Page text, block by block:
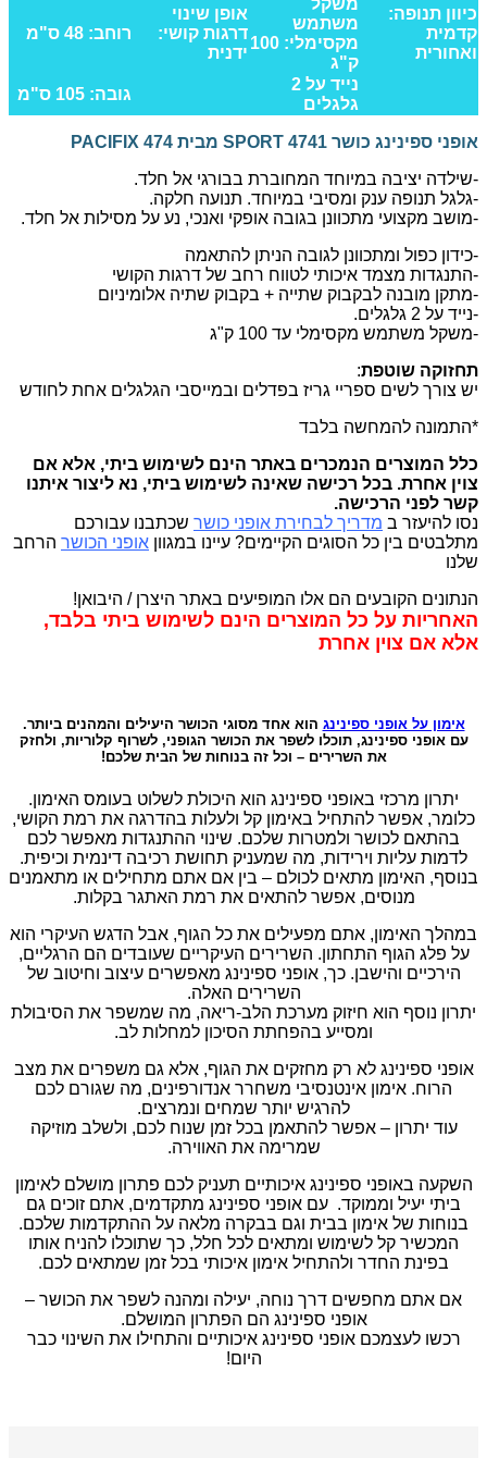
כיוון תנופה:
קדמית
ואחורית
משקל
משתמש
מקסימלי: 100
ק"ג
אופן שינוי
דרגות קושי:
ידנית
רוחב: 48 ס"מ
נייד על 2
גלגלים
גובה: 105 ס"מ
אופני ספינינג כושר 4741 SPORT מבית PACIFIX 474
-שילדה יציבה במיוחד המחוברת בבורגי אל חלד.
-גלגל תנופה ענק ומסיבי במיוחד. תנועה חלקה.
-מושב מקצועי מתכוונן בגובה אופקי ואנכי, נע על מסילות אל חלד.
-כידון כפול ומתכוונן לגובה הניתן להתאמה
-התנגדות מצמד איכותי לטווח רחב של דרגות הקושי
-מתקן מובנה לבקבוק שתייה + בקבוק שתיה אלומיניום
-נייד על 2 גלגלים.
-משקל משתמש מקסימלי עד 100 ק"ג
תחזוקה שוטפת:
יש צורך לשים ספריי גריז בפדלים ובמייסבי הגלגלים אחת לחודש
*התמונה להמחשה בלבד
כלל המוצרים הנמכרים באתר הינם לשימוש ביתי, אלא אם
צוין אחרת. בכל רכישה שאינה לשימוש ביתי, נא ליצור איתנו
קשר לפני הרכישה.
נסו להיעזר ב מדריך לבחירת אופני כושר שכתבנו עבורכם
מתלבטים בין כל הסוגים הקיימים? עיינו במגוון אופני הכושר הרחב
שלנו
הנתונים הקובעים הם אלו המופיעים באתר היצרן / היבואן!
האחריות על כל המוצרים הינם לשימוש ביתי בלבד,
אלא אם צוין אחרת
אימון על אופני ספינינג הוא אחד מסוגי הכושר היעילים והמהנים ביותר.
עם אופני ספינינג, תוכלו לשפר את הכושר הגופני, לשרוף קלוריות, ולחזק
את השרירים – וכל זה בנוחות של הבית שלכם!
יתרון מרכזי באופני ספינינג הוא היכולת לשלוט בעומס האימון.
כלומר, אפשר להתחיל באימון קל ולעלות בהדרגה את רמת הקושי,
בהתאם לכושר ולמטרות שלכם. שינוי ההתנגדות מאפשר לכם
לדמות עליות וירידות, מה שמעניק תחושת רכיבה דינמית וכיפית.
בנוסף, האימון מתאים לכולם – בין אם אתם מתחילים או מתאמנים
מנוסים, אפשר להתאים את רמת האתגר בקלות.
במהלך האימון, אתם מפעילים את כל הגוף, אבל הדגש העיקרי הוא
על פלג הגוף התחתון. השרירים העיקריים שעובדים הם הרגליים,
הירכיים והישבן. כך, אופני ספינינג מאפשרים עיצוב וחיטוב של
השרירים האלה.
יתרון נוסף הוא חיזוק מערכת הלב-ריאה, מה שמשפר את הסיבולת
ומסייע בהפחתת הסיכון למחלות לב.
אופני ספינינג לא רק מחזקים את הגוף, אלא גם משפרים את מצב
הרוח. אימון אינטנסיבי משחרר אנדורפינים, מה שגורם לכם
להרגיש יותר שמחים ונמרצים.
עוד יתרון – אפשר להתאמן בכל זמן שנוח לכם, ולשלב מוזיקה
שמרימה את האווירה.
השקעה באופני ספינינג איכותיים תעניק לכם פתרון מושלם לאימון
ביתי יעיל וממוקד. עם אופני ספינינג מתקדמים, אתם זוכים גם
בנוחות של אימון בבית וגם בבקרה מלאה על ההתקדמות שלכם.
המכשיר קל לשימוש ומתאים לכל חלל, כך שתוכלו להניח אותו
בפינת החדר ולהתחיל אימון איכותי בכל זמן שמתאים לכם.
אם אתם מחפשים דרך נוחה, יעילה ומהנה לשפר את הכושר –
אופני ספינינג הם הפתרון המושלם.
רכשו לעצמכם אופני ספינינג איכותיים והתחילו את השינוי כבר
היום!